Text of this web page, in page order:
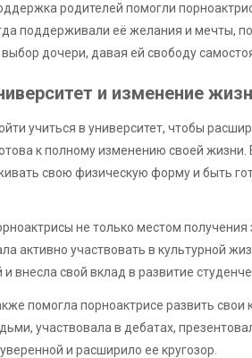
родителей помогли
поддерживали её желания и мечты,
дочери, давая ей свободу
и изменение
учиться в университет, чтобы
к полному изменению своей
свою физическую форму и быть
не только местом
активно участвовать в культурной
внесла свой вклад в развитие
помогла порноактрисе развить
участвовала в дебатах,
и расширило ее кругозор.